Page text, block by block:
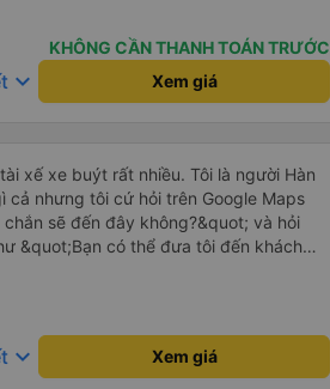
KHÔNG CẦN THANH TOÁN TRƯỚC
keyboard_arrow_down Xem giá
xế xe buýt rất nhiều. Tôi là người Hàn
cả nhưng tôi cứ hỏi trên Google Maps
sẽ đến đây không?&quot; và hỏi
&quot;Bạn có thể đưa tôi đến khách
Nhưng tài xế đã quan tâm.
tôi tại khách sạn bằng xe limousine vào
đến mức tôi nghĩ tài xế đã giúp tôi. Nếu
keyboard_arrow_down Xem giá